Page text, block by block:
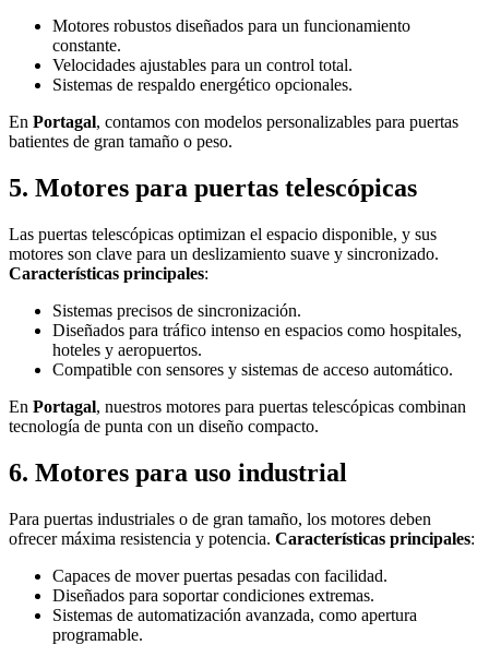
Motores robustos diseñados para un funcionamiento
constante.
Velocidades ajustables para un control total.
Sistemas de respaldo energético opcionales.
En Portagal, contamos con modelos personalizables para puertas
batientes de gran tamaño o peso.
5. Motores para puertas telescópicas
Las puertas telescópicas optimizan el espacio disponible, y sus
motores son clave para un deslizamiento suave y sincronizado.
Características principales:
Sistemas precisos de sincronización.
Diseñados para tráfico intenso en espacios como hospitales,
hoteles y aeropuertos.
Compatible con sensores y sistemas de acceso automático.
En Portagal, nuestros motores para puertas telescópicas combinan
tecnología de punta con un diseño compacto.
6. Motores para uso industrial
Para puertas industriales o de gran tamaño, los motores deben
ofrecer máxima resistencia y potencia. Características principales:
Capaces de mover puertas pesadas con facilidad.
Diseñados para soportar condiciones extremas.
Sistemas de automatización avanzada, como apertura
programable.